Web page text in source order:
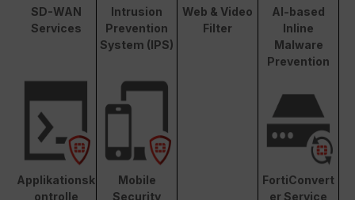
SD-WAN
Services
Intrusion
Prevention
System (IPS)
Web & Video
Filter
AI-based
Inline
Malware
Prevention
Applikationsk
ontrolle
Mobile
Security
FortiConvert
er Service